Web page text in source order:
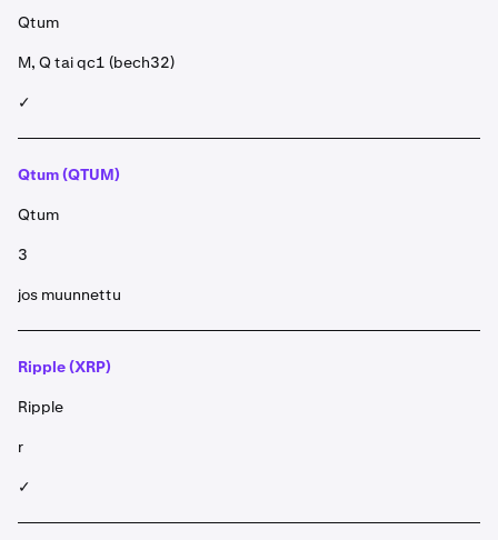
Qtum
M, Q tai qc1 (bech32)
✓
Qtum (QTUM)
Qtum
3
jos muunnettu
Ripple (XRP)
Ripple
r
✓